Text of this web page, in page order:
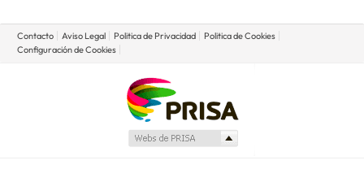
Contacto Aviso Legal Politica de Privacidad
Politica de Cookies
Configuración de Cookies